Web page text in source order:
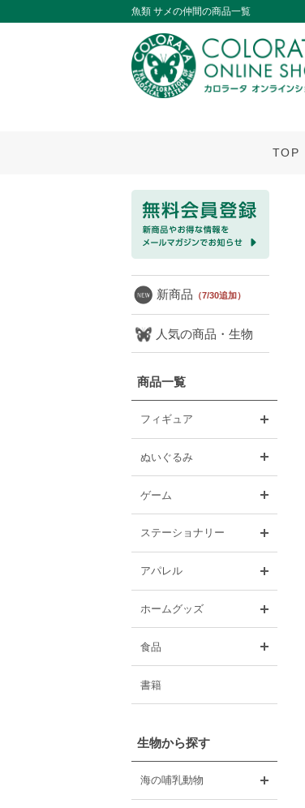
魚類 サメの仲間の商品一覧
TOP
新商品 （7/30追加）
人気の商品・生物
商品一覧
フィギュア
ぬいぐるみ
ゲーム
ステーショナリー
アパレル
ホームグッズ
食品
書籍
生物から探す
海の哺乳動物